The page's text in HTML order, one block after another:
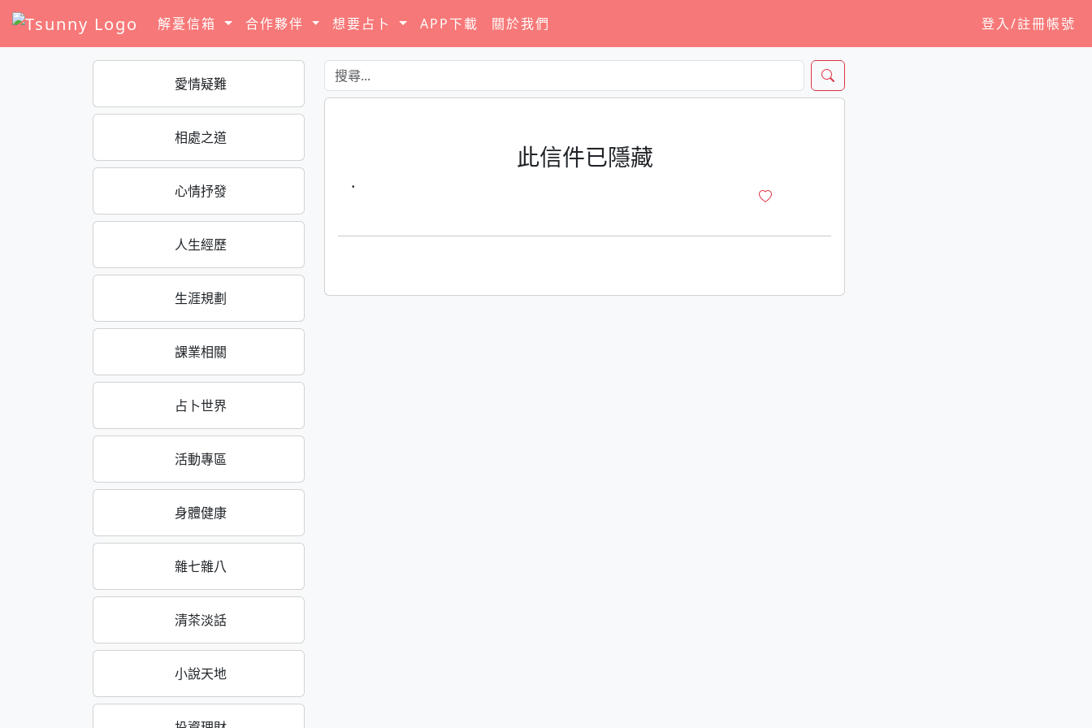
解憂信箱 合作夥伴 想要占卜 APP下載 關於我們 登入/註冊帳號
愛情疑難
相處之道
心情抒發
人生經歷
生涯規劃
課業相關
占卜世界
活動專區
身體健康
雜七雜八
清茶淡話
小說天地
此信件已隱藏
·